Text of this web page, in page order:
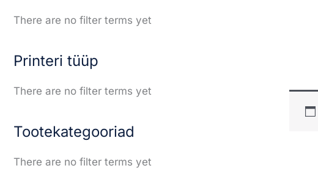
c
There are no filter terms yet
Printeri tüüp
There are no filter terms yet
Tootekategooriad
There are no filter terms yet